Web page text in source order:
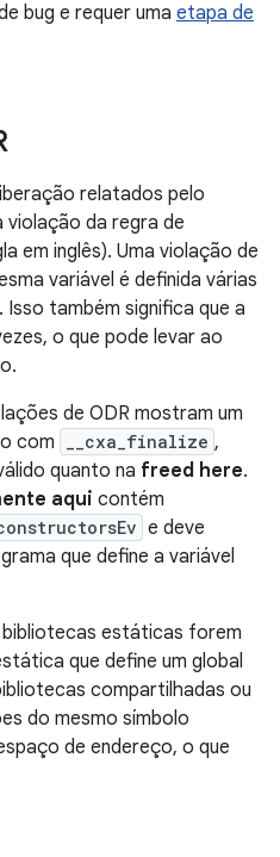
bug e requer uma etapa de
relatados pelo
violação da regra de
em inglês). Uma violação de
variável é definida várias
também significa que a
o que pode levar ao
de ODR mostram um
com
__cxa_finalize ,
quanto na freed here.
aqui contém
e deve
que define a variável
bibliotecas estáticas forem
que define um global
compartilhadas ou
do mesmo símbolo
de endereço, o que